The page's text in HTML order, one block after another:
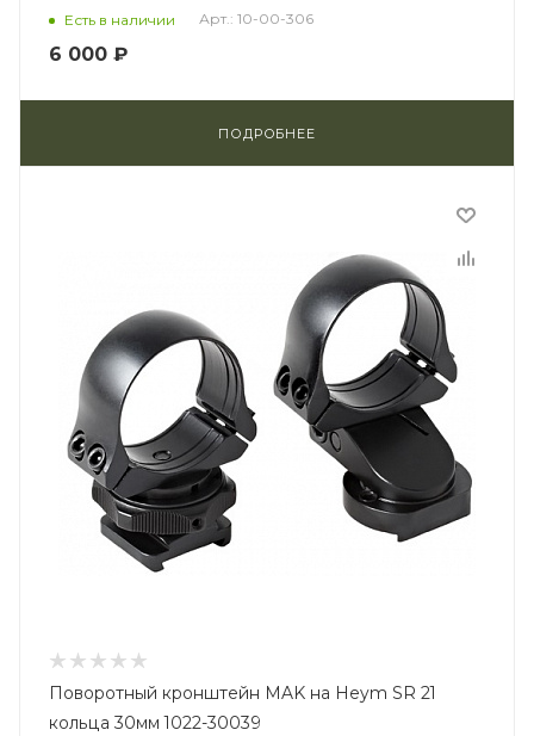
Есть в наличии Арт.: 10-00-306
6 000 ₽
ПОДРОБНЕЕ
Поворотный кронштейн MAK на Heym SR 21
кольца 30мм 1022-30039